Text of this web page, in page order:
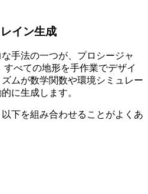
イン生成
手法の一つが、プロシージャ
べての地形を手作業でデザイ
ムが数学関数や環境シミュレー
に生成します。
下を組み合わせることがよくあ